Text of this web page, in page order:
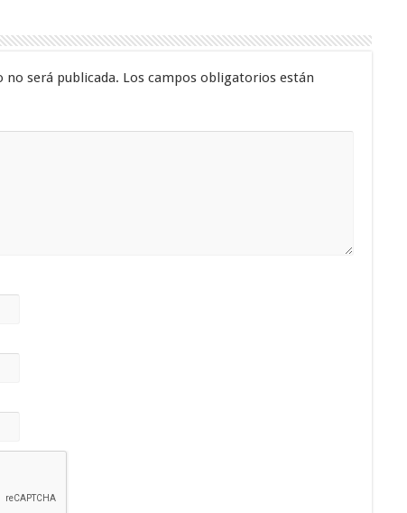
no será publicada. Los campos obligatorios están